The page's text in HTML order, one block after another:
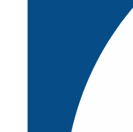
Evaluación de